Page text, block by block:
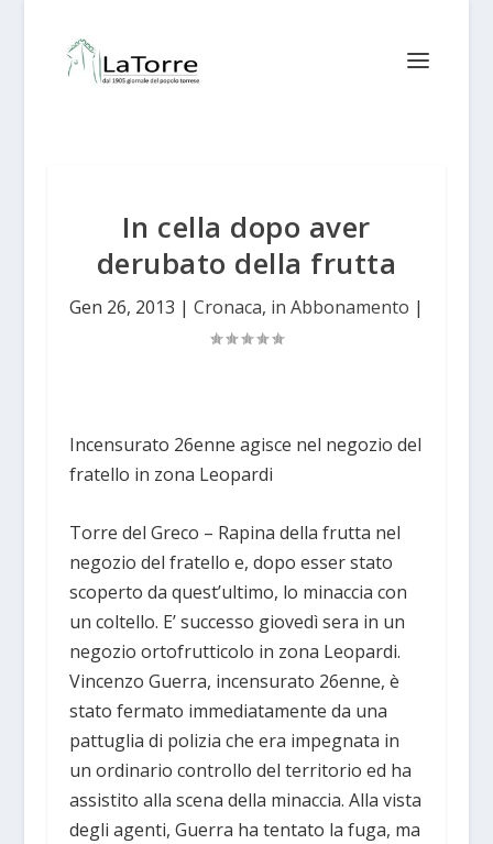
In cella dopo aver
derubato della frutta
Gen 26, 2013 | Cronaca, in Abbonamento |
Incensurato 26enne agisce nel negozio del
fratello in zona Leopardi
Torre del Greco – Rapina della frutta nel
negozio del fratello e, dopo esser stato
scoperto da quest’ultimo, lo minaccia con
un coltello. E’ successo giovedì sera in un
negozio ortofrutticolo in zona Leopardi.
Vincenzo Guerra, incensurato 26enne, è
stato fermato immediatamente da una
pattuglia di polizia che era impegnata in
un ordinario controllo del territorio ed ha
assistito alla scena della minaccia. Alla vista
degli agenti, Guerra ha tentato la fuga, ma